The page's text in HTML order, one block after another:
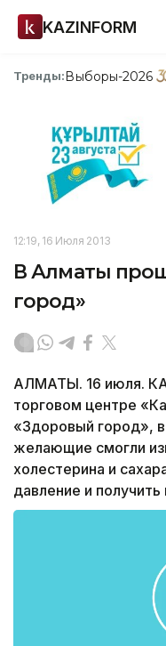
KAZINFORM
Тренды:Выборы-2026
12:19, 16 Июля 2013
В Алматы
город»
АЛМАТЫ. 16 июля.
торговом центре
«Здоровый город»,
желающие смогли
холестерина и
давление и получить